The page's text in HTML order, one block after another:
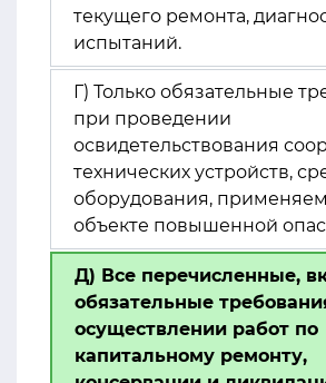
текущего ремонта,
испытаний.
Г) Только обязательные
при проведении
освидетельствования
технических устройств,
оборудования,
объекте повышенной
Д) Все перечисленные,
обязательные
осуществлении работ по
капитальному ремонту,